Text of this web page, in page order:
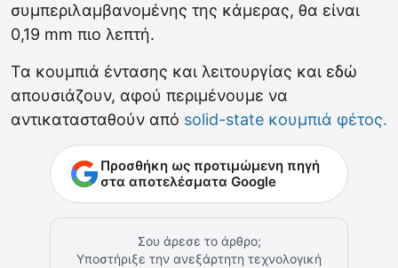
συμπεριλαμβανομένης της κάμερας, θα είναι
0,19 mm πιο λεπτή.
Τα κουμπιά έντασης και λειτουργίας και εδώ
απουσιάζουν, αφού περιμένουμε να
αντικατασταθούν από solid-state κουμπιά φέτος.
Προσθήκη ως προτιμώμενη πηγή
στα αποτελέσματα Google
Σου άρεσε το άρθρο;
Υποστήριξε την ανεξάρτητη τεχνολογική